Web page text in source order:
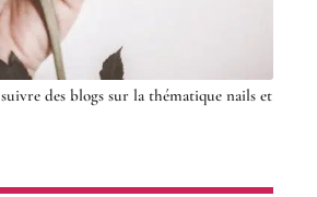
des blogs sur la thématique nails et